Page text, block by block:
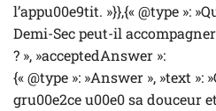
l’appu00e9tit. »}},{« @type »:
Demi-Sec peut-il
? », »acceptedAnswer »:
{« @type »: »Answer », »text »:
gru00e2ce u00e0 sa douceur